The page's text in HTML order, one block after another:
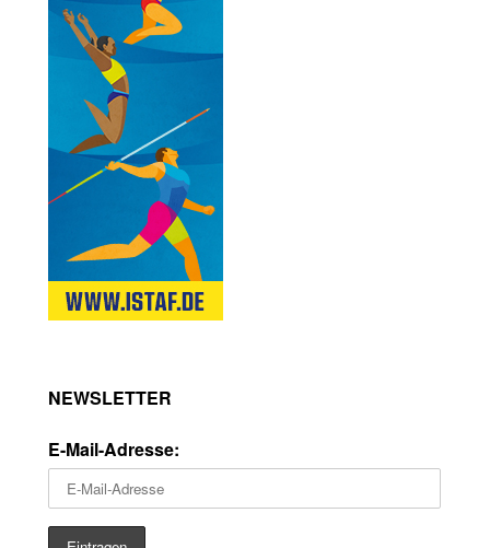
NEWSLETTER
E-Mail-Adresse: